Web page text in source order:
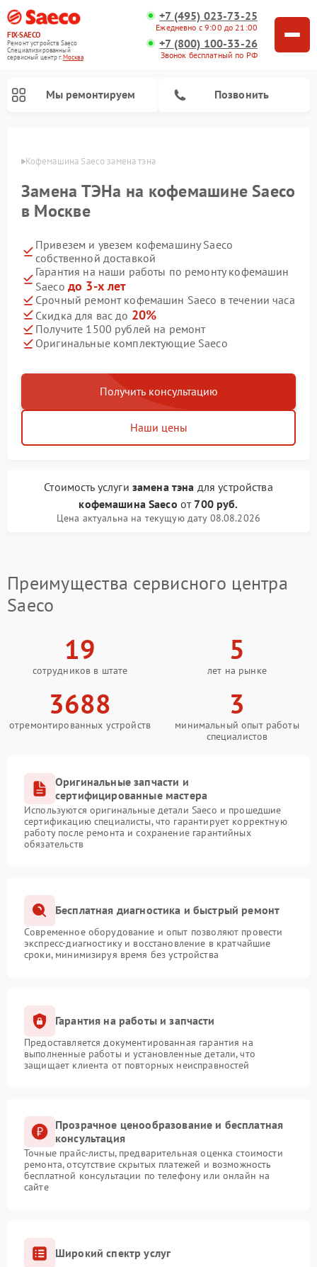
FIX-SAECO
Ремонт устройств Saeco
Специализированный
cервисный центр г.Москва
+7 (495) 023-73-25
Ежедневно с 9:00 до 21:00
+7 (800) 100-33-26
Звонок бесплатный по РФ
Мы ремонтируем Позвонить
Кофемашина Saeco замена тэна
Замена ТЭНа на кофемашине Saeco
в Москве
Привезем и увезем кофемашину Saeco
собственной доставкой
Гарантия на наши работы по ремонту кофемашин
Saeco до 3-х лет
Срочный ремонт кофемашин Saeco в течении часа
Скидка для вас до 20%
Получите 1500 рублей на ремонт
Оригинальные комплектующие Saeco
Получить консультацию
Наши цены
Стоимость услуги замена тэна для устройства
кофемашина Saeco от 700 руб.
Цена актуальна на текущую дату 08.08.2026
Преимущества сервисного центра
Saeco
19
сотрудников в штате
5
лет на рынке
3688
отремонтированных устройств
3
минимальный опыт работы
специалистов
Оригинальные запчасти и
сертифицированные мастера
Используются оригинальные детали Saeco и прошедшие
сертификацию специалисты, что гарантирует корректную
работу после ремонта и сохранение гарантийных
обязательств
Бесплатная диагностика и быстрый ремонт
Современное оборудование и опыт позволяют провести
экспресс-диагностику и восстановление в кратчайшие
сроки, минимизируя время без устройства
Гарантия на работы и запчасти
Предоставляется документированная гарантия на
выполненные работы и установленные детали, что
защищает клиента от повторных неисправностей
Прозрачное ценообразование и бесплатная
консультация
Точные прайс-листы, предварительная оценка стоимости
ремонта, отсутствие скрытых платежей и возможность
бесплатной консультации по телефону или онлайн на
сайте
Широкий спектр услуг